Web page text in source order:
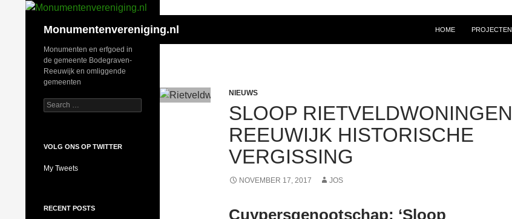
Monumentenvereniging.nl
HOME
PROJECTEN
NIEUWS
SLOOP RIETVELDWONINGEN
REEUWIJK HISTORISCHE
VERGISSING
NOVEMBER 17, 2017 JOS
Cuypersgenootschap: ‘Sloop
Monumenten en erfgoed in
de gemeente Bodegraven-
Reeuwijk en omliggende
gemeenten
Search
for:
VOLG ONS OP TWITTER
My Tweets
RECENT POSTS